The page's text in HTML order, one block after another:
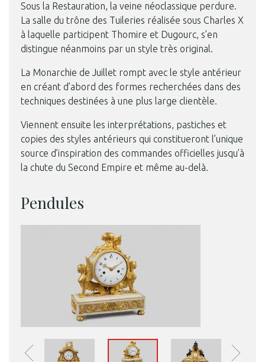
Photo © Mobilier national, Thibaut Chapotot
Sous la Restauration, la veine néoclassique perdure.
La salle du trône des Tuileries réalisée sous Charles X
à laquelle participent Thomire et Dugourc, s’en
distingue néanmoins par un style très original.
La Monarchie de Juillet rompt avec le style antérieur
en créant d’abord des formes recherchées dans des
techniques destinées à une plus large clientèle.
Viennent ensuite les interprétations, pastiches et
copies des styles antérieurs qui constitueront l’unique
source d’inspiration des commandes officielles jusqu’à
la chute du Second Empire et même au-delà.
Pendules